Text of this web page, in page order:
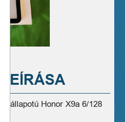
állapotú Honor X9a 6/128